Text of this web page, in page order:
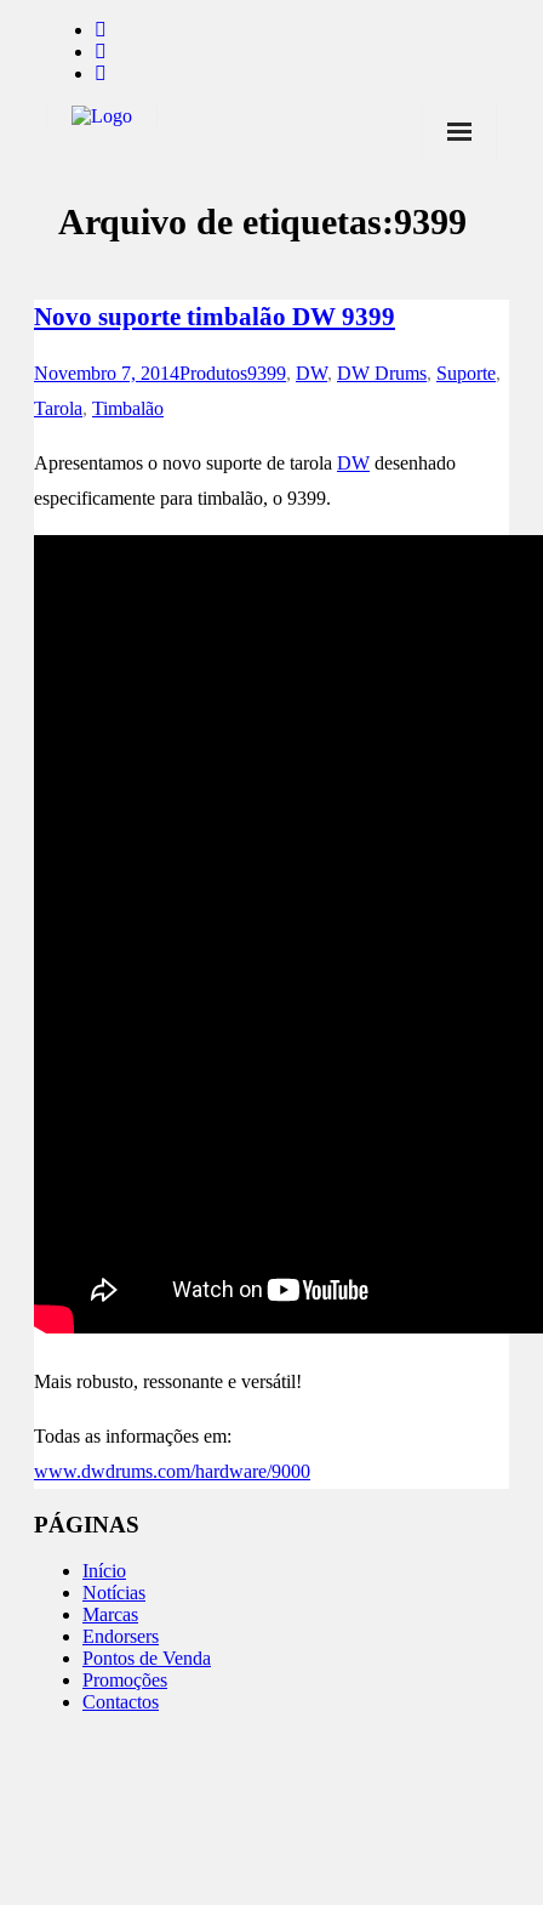
Notícias
Endorsers
Pontos de Venda
Promoções
Contactos
Arquivo de etiquetas:9399
Novo suporte timbalão DW 9399
Novembro 7, 2014Produtos9399, DW, DW Drums, Suporte,
Tarola, Timbalão
Apresentamos o novo suporte de tarola DW desenhado
especificamente para timbalão, o 9399.
Mais robusto, ressonante e versátil!
Todas as informações em:
www.dwdrums.com/hardware/9000
PÁGINAS
Início
Notícias
Marcas
Endorsers
Pontos de Venda
Promoções
Contactos